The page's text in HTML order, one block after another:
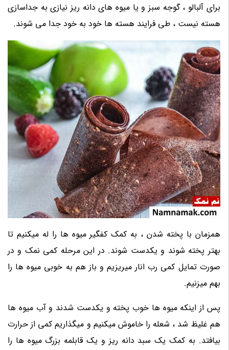
برای آلبالو ، گوجه سبز و یا میوه های دانه ریز نیازی به جداسازی
هسته نیست ، طی فرایند هسته ها خود به خود جدا می شوند.
همزمان با پخته شدن ، به کمک کفگیر میوه ها را له میکنیم تا
بهتر پخته شوند و یکدست شوند. در این مرحله کمی نمک و در
صورت تمایل کمی رب انار میریزیم و باز هم به خوبی میوه ها را
بهم میزنیم.
پس از اینکه میوه ها خوب پخته و یکدست شدند و آب میوه ها
هم غلیظ شد ، شعله را خاموش میکنیم و میگذاریم کمی از حرارت
بیافتد. به کمک یک سبد دانه ریز و یک قابلمه بزرگ میوه ها را